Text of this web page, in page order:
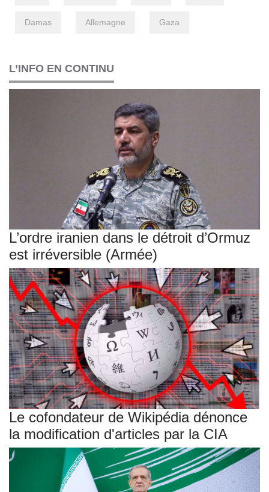
Damas Allemagne Gaza
L’INFO EN CONTINU
L’ordre iranien dans le détroit d’Ormuz
est irréversible (Armée)
Le cofondateur de Wikipédia dénonce
la modification d'articles par la CIA